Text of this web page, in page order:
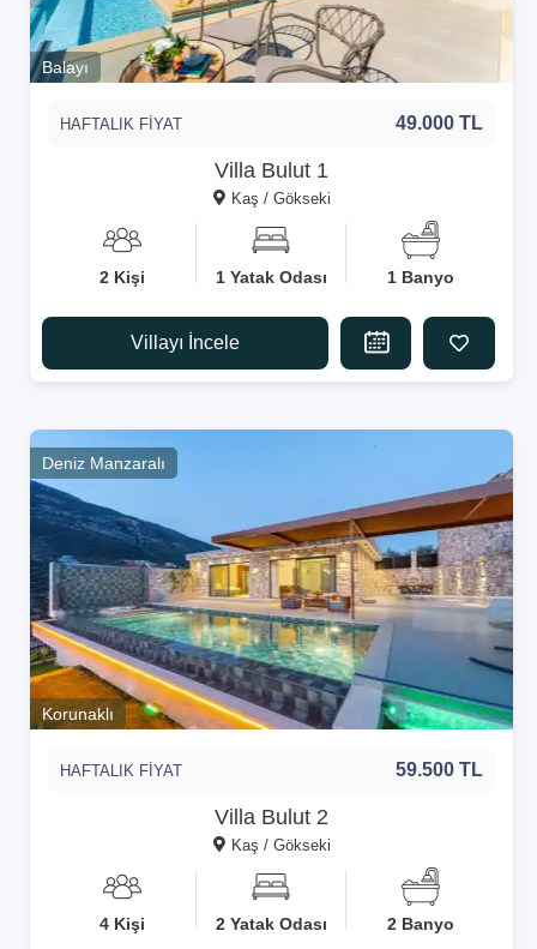
Balayı
Villa Bulut 1
Kaş / Gökseki
HAFTALIK FİYAT 49.000 TL
2 Kişi 1 Yatak Odası 1 Banyo
Villayı İncele
Deniz Manzaralı
Korunaklı
Villa Bulut 2
Kaş / Gökseki
HAFTALIK FİYAT 59.500 TL
4 Kişi 2 Yatak Odası 2 Banyo